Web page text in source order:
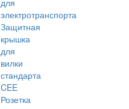
для
электротранспорта
Защитная
крышка
для
вилки
стандарта
CEE
Розетка